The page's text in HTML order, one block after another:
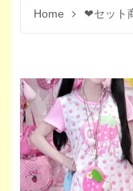
Home ❤セット